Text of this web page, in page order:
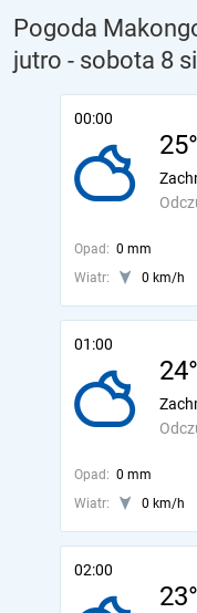
Pogoda
jutro - sobota 8
00:00
Opad: 0 mm
Wiatr:
0 km/h
01:00
Opad: 0 mm
Wiatr:
0 km/h
02:00